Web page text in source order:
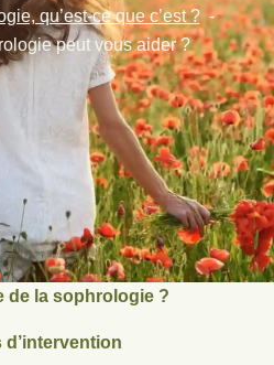
qu’est-ce que c’est ? -
peut vous aider ?
de la sophrologie ?
d’intervention